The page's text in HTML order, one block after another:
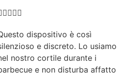

dispositivo è così
e discreto. Lo usiamo
nostro cortile durante i
e non disturba affatto